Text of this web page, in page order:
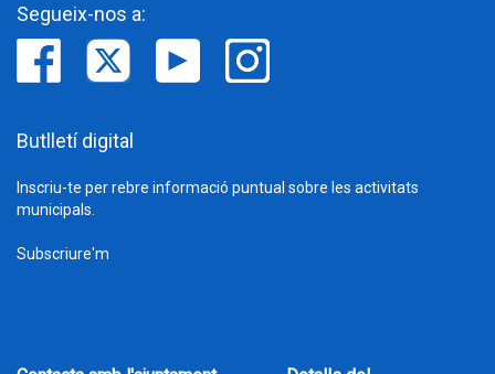
Segueix-nos a:
Butlletí digital
Inscriu-te per rebre informació puntual sobre les activitats
municipals.
Subscriure'm